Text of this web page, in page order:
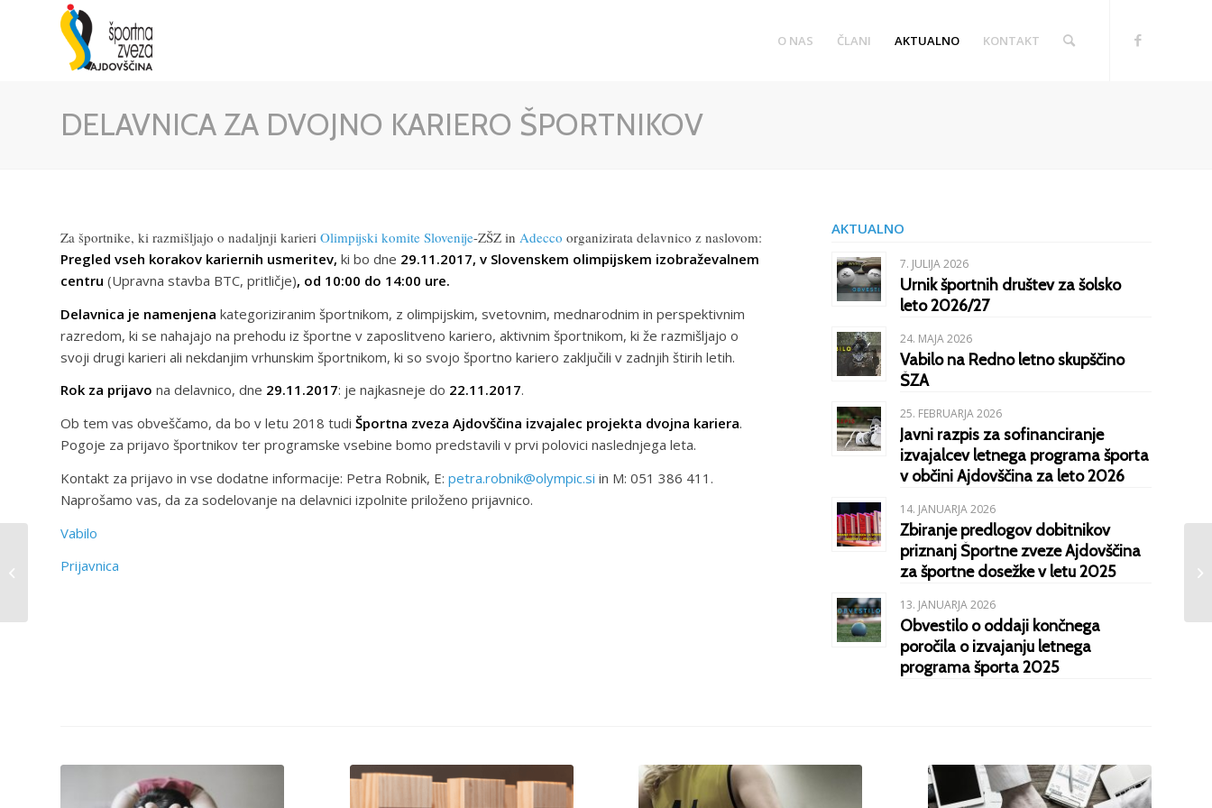
O NAS ČLANI AKTUALNO KONTAKT
DELAVNICA ZA DVOJNO KARIERO ŠPORTNIKOV
Za športnike, ki razmišljajo o nadaljnji karieri Olimpijski komite Slovenije-ZŠZ in Adecco organizirata delavnico z naslovom:
Pregled vseh korakov kariernih usmeritev, ki bo dne 29.11.2017, v Slovenskem olimpijskem izobraževalnem
centru (Upravna stavba BTC, pritličje), od 10:00 do 14:00 ure.
Delavnica je namenjena kategoriziranim športnikom, z olimpijskim, svetovnim, mednarodnim in perspektivnim
razredom, ki se nahajajo na prehodu iz športne v zaposlitveno kariero, aktivnim športnikom, ki že razmišljajo o
svoji drugi karieri ali nekdanjim vrhunskim športnikom, ki so svojo športno kariero zaključili v zadnjih štirih letih.
Rok za prijavo na delavnico, dne 29.11.2017: je najkasneje do 22.11.2017.
Ob tem vas obveščamo, da bo v letu 2018 tudi Športna zveza Ajdovščina izvajalec projekta dvojna kariera.
Pogoje za prijavo športnikov ter programske vsebine bomo predstavili v prvi polovici naslednjega leta.
Kontakt za prijavo in vse dodatne informacije: Petra Robnik, E: petra.robnik@olympic.si in M: 051 386 411.
Naprošamo vas, da za sodelovanje na delavnici izpolnite priloženo prijavnico.
Vabilo
Prijavnica
AKTUALNO
7. JULIJA 2026
Urnik športnih društev za šolsko
leto 2026/27
24. MAJA 2026
Vabilo na Redno letno skupščino
ŠZA
25. FEBRUARJA 2026
Javni razpis za sofinanciranje
izvajalcev letnega programa športa
v občini Ajdovščina za leto 2026
14. JANUARJA 2026
Zbiranje predlogov dobitnikov
priznanj Športne zveze Ajdovščina
za športne dosežke v letu 2025
13. JANUARJA 2026
Obvestilo o oddaji končnega
poročila o izvajanju letnega
programa športa 2025
športnike iz socialno